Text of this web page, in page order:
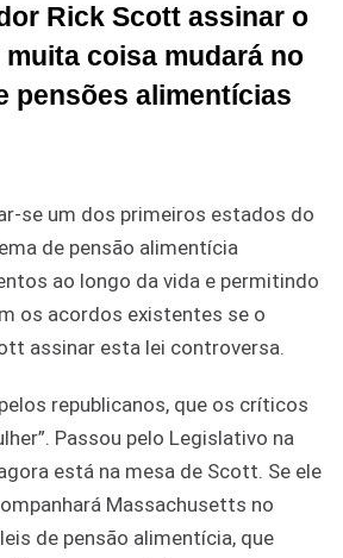
Rick Scott assinar o
coisa mudará no
pensões alimentícias
se um dos primeiros estados do
de pensão alimentícia
ao longo da vida e permitindo
os acordos existentes se o
assinar esta lei controversa.
republicanos, que os críticos
Passou pelo Legislativo na
está na mesa de Scott. Se ele
Massachusetts no
de pensão alimentícia, que